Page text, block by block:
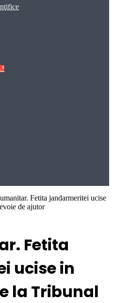
Fetita jandarmeritei ucise
de ajutor
Fetita
ucise in
la Tribunal